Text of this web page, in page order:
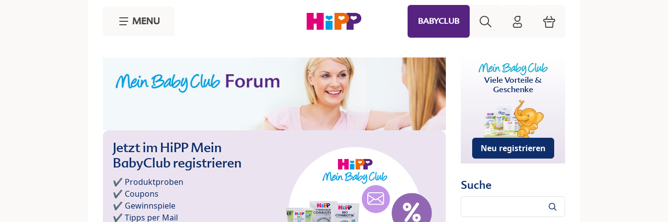
MENU BABYCLUB HiPP Mein Babyclub
Warenkorb
Jetzt im HiPP Mein
BabyClub registrieren
✔️ Produktproben
✔️ Coupons
✔️ Gewinnspiele
✔️ Tipps per Mail
Viele Vorteile &
Geschenke
Neu registrieren
Suche